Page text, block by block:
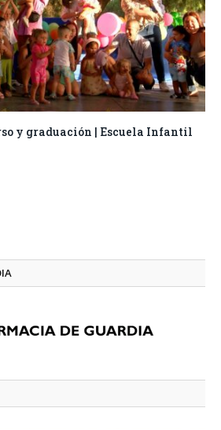
y graduación | Escuela Infantil